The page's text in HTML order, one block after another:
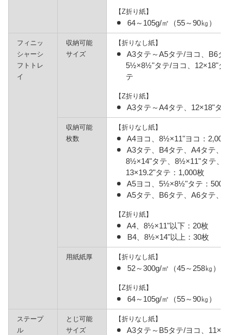
【Z折り紙】
64～105g/㎡（55～90㎏）
フィニッ
シャーシ
フトトレ
イ
収納可能
サイズ
【折りなし紙】
A3タテ～A5タテ/ヨコ、B6タ
5½×8½"タテ/ヨコ、12×18"タ
テ
【Z折り紙】
A3タテ～A4タテ、12×18"タ
収納可能
枚数
【折りなし紙】
A4ヨコ、8½×11"ヨコ：2,000
A3タテ、B4タテ、A4タテ、
8½×14"タテ、8½×11"タテ、
13×19.2"タテ：1,000枚
A5ヨコ、5½×8½"タテ：500
A5タテ、B6タテ、A6タテ、
【Z折り紙】
A4、8½×11"以下：20枚
B4、8½×14"以上：30枚
用紙紙厚 【折りなし紙】
52～300g/㎡（45～258㎏）
【Z折り紙】
64～105g/㎡（55～90㎏）
ステープ
ル
とじ可能
サイズ
【折りなし紙】
A3タテ～B5タテ/ヨコ、